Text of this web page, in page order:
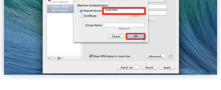
Trust....linois
trustzone